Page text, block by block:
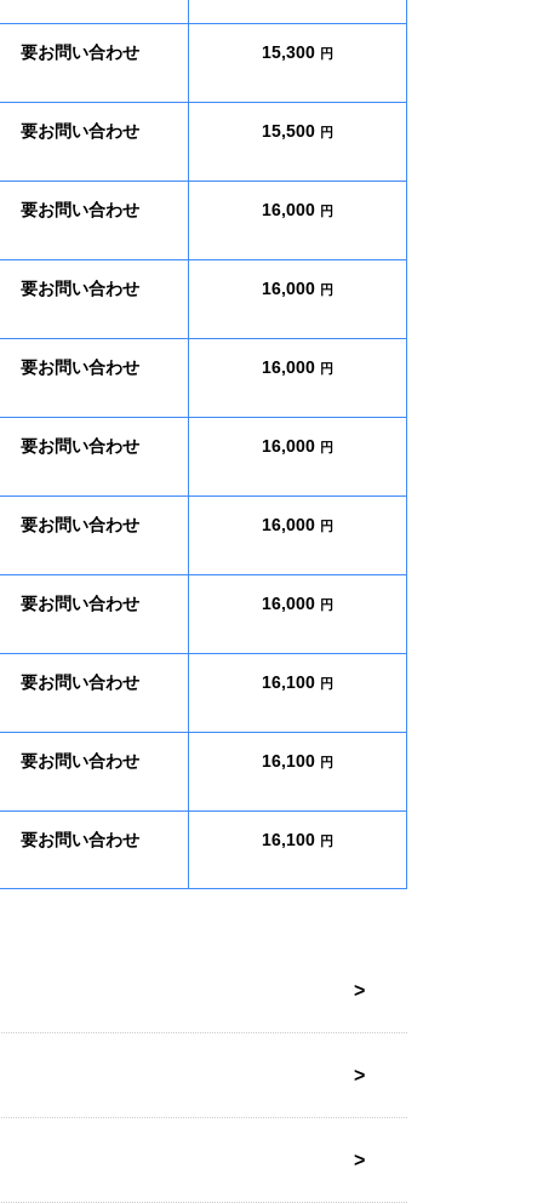
要お問い合わせ 15,300 円
要お問い合わせ 15,500 円
要お問い合わせ 16,000 円
要お問い合わせ 16,000 円
要お問い合わせ 16,000 円
要お問い合わせ 16,000 円
要お問い合わせ 16,000 円
要お問い合わせ 16,000 円
要お問い合わせ 16,100 円
要お問い合わせ 16,100 円
要お問い合わせ 16,100 円